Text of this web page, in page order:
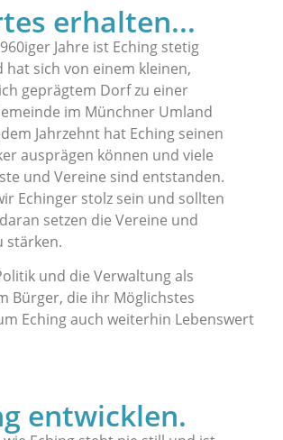
erhalten...
Jahre ist Eching stetig
hat sich von einem kleinen,
geprägtem Dorf zu einer
im Münchner Umland
Jahrzehnt hat Eching seinen
ausprägen können und viele
und Vereine sind entstanden.
Echinger stolz sein und sollten
setzen die Vereine und
stärken.
und die Verwaltung als
Bürger, die ihr Möglichstes
Eching auch weiterhin Lebenswert
entwicklen.